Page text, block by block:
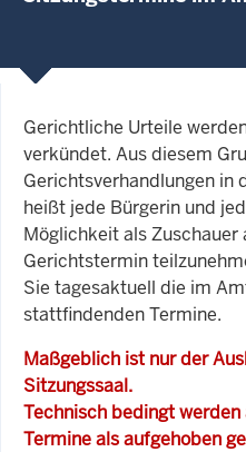
Gerichtliche Urteile
verkündet. Aus diesem
Gerichtsverhandlungen in
heißt jede Bürgerin und
Möglichkeit als
Gerichtstermin
Sie tagesaktuell die im
stattfindenden Termine.
Maßgeblich ist nur der
Sitzungssaal.
Technisch bedingt
Termine als aufgehoben